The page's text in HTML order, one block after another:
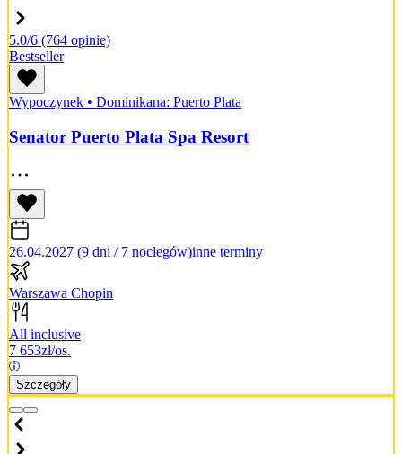
5.0/6 (764 opinie)
Bestseller
Wypoczynek • Dominikana: Puerto Plata
Senator Puerto Plata Spa Resort
26.04.2027 (9 dni / 7 noclegów)inne terminy
Warszawa Chopin
All inclusive
7 653zł/os.
Szczegóły